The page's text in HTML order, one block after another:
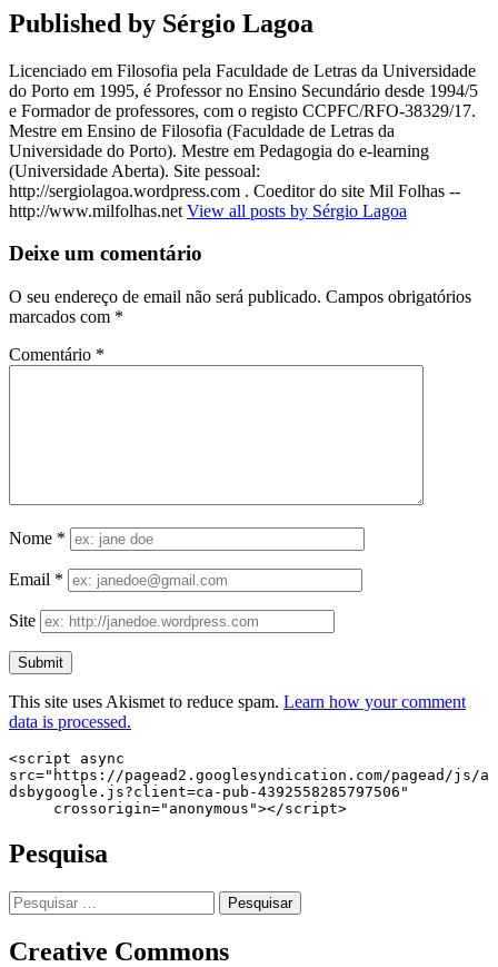
Published by Sérgio Lagoa
Licenciado em Filosofia pela Faculdade de Letras da Universidade
do Porto em 1995, é Professor no Ensino Secundário desde 1994/5
e Formador de professores, com o registo CCPFC/RFO-38329/17.
Mestre em Ensino de Filosofia (Faculdade de Letras da
Universidade do Porto). Mestre em Pedagogia do e-learning
(Universidade Aberta). Site pessoal:
http://sergiolagoa.wordpress.com . Coeditor do site Mil Folhas --
http://www.milfolhas.net View all posts by Sérgio Lagoa
Deixe um comentário
O seu endereço de email não será publicado. Campos obrigatórios
marcados com *
Comentário *
Nome *
Email *
Site
This site uses Akismet to reduce spam. Learn how your comment
data is processed.
<script async
src="https://pagead2.googlesyndication.com/pagead/js/a
dsbygoogle.js?client=ca-pub-4392558285797506"
     crossorigin="anonymous"></script>
Pesquisa
Pesquisar
por:
Creative Commons